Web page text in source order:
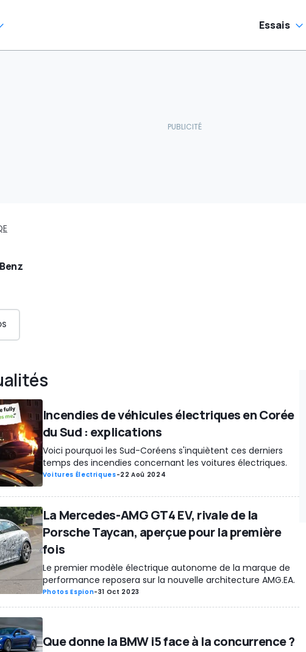
Essais
Incendies de véhicules électriques en Corée
du Sud : explications
Voici pourquoi les Sud-Coréens s'inquiètent ces derniers
temps des incendies concernant les voitures électriques.
Voitures Électriques-22 Aoû 2024
La Mercedes-AMG GT4 EV, rivale de la
Porsche Taycan, aperçue pour la première
fois
Le premier modèle électrique autonome de la marque de
performance reposera sur la nouvelle architecture AMG.EA.
Photos Espion-31 Oct 2023
Que donne la BMW i5 face à la concurrence ?